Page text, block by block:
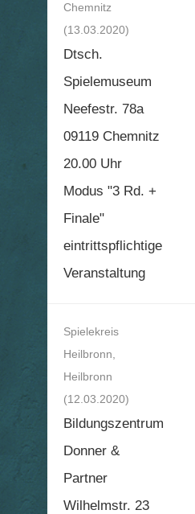
Chemnitz
(13.03.2020)
Dtsch.
Spielemuseum
Neefestr. 78a
09119 Chemnitz
20.00 Uhr
Modus "3 Rd. +
Finale"
eintrittspflichtige
Veranstaltung
Spielekreis
Heilbronn,
Heilbronn
(12.03.2020)
Bildungszentrum
Donner &
Partner
Wilhelmstr. 23